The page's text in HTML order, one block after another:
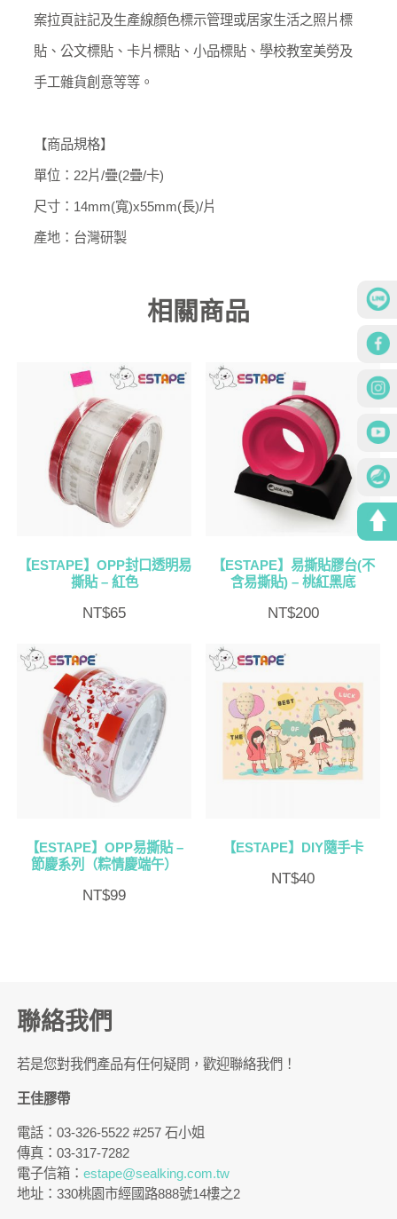
案拉頁註記及生產線顏色標示管理或居家生活之照片標
貼、公文標貼、卡片標貼、小品標貼、學校教室美勞及
手工雜貨創意等等。
【商品規格】
單位：22片/疊(2疊/卡)
尺寸：14mm(寬)x55mm(長)/片
產地：台灣研製
相關商品
【ESTAPE】OPP封口透明易
撕貼 – 紅色
NT$65
【ESTAPE】易撕貼膠台(不
含易撕貼) – 桃紅黑底
NT$200
【ESTAPE】OPP易撕貼 –
節慶系列（粽情慶端午）
NT$99
【ESTAPE】DIY隨手卡
NT$40
聯絡我們
若是您對我們產品有任何疑問，歡迎聯絡我們！
王佳膠帶
電話：03-326-5522 #257 石小姐
傳真：03-317-7282
電子信箱：estape@sealking.com.tw
地址：330桃園市經國路888號14樓之2